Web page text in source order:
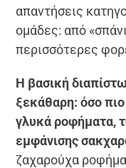
απαντήσεις
ομάδες: από
περισσότερες
Η βασική
ξεκάθαρη: όσο
γλυκά ροφήματα,
εμφάνισης
ζαχαρούχα